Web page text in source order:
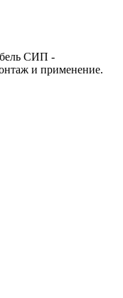
СИП -
и применение.